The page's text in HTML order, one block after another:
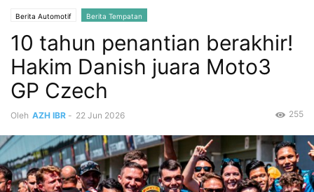
Berita Automotif Berita Tempatan
10 tahun penantian berakhir!
Hakim Danish juara Moto3
GP Czech
Oleh AZH IBR - 22 Jun 2026 255